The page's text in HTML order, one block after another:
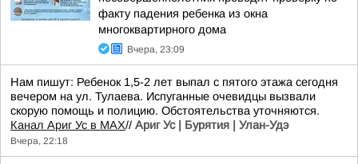
факту падения ребенка из окна
многоквартирного дома
Вчера, 23:09
Нам пишут: Ребенок 1,5-2 лет выпал с пятого этажа сегодня
вечером на ул. Тулаева. Испуганные очевидцы вызвали
скорую помощь и полицию. Обстоятельства уточняются.
Канал Ариг Ус в MAX// Ариг Ус | Бурятия | Улан-Удэ
Вчера, 22:18